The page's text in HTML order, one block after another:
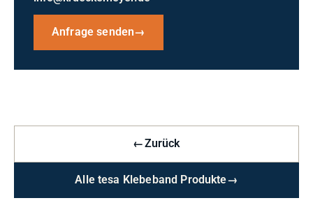
Anfrage senden→
←Zurück
Alle tesa Klebeband Produkte→